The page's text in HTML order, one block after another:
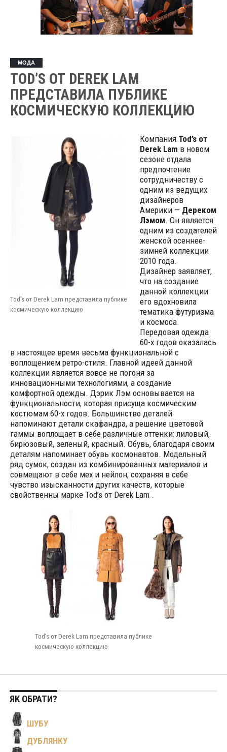
МОДА
TOD’S ОТ DEREK LAM
ПРЕДСТАВИЛА ПУБЛИКЕ
КОСМИЧЕСКУЮ КОЛЛЕКЦИЮ
Tod's от Derek Lam представила публике
космическую коллекцию
Компания Tod’s от
Derek Lam в новом
сезоне отдала
предпочтение
сотрудничеству с
одним из ведущих
дизайнеров
Америки — Дереком
Лэмом. Он является
одним из создателей
женской осеннее-
зимней коллекции
2010 года.
Дизайнер заявляет,
что на создание
данной коллекции
его вдохновила
тематика футуризма
и космоса.
Передовая одежда
60-х годов оказалась
в настоящее время весьма функциональной с
воплощением ретро-стиля. Главной идеей данной
коллекции является вовсе не погоня за
инновационными технологиями, а создание
комфортной одежды. Дэрик Лэм основывается на
функциональности, которая присуща космическим
костюмам 60-х годов. Большинство деталей
напоминают детали скафандра, а решение цветовой
гаммы воплощает в себе различные оттенки: лиловый,
бирюзовый, зеленый, красный. Обувь, благодаря своим
деталям напоминает обувь космонавтов. Модельный
ряд сумок, создан из комбинированных материалов и
совмещают в себе мех и нейлон, сохраняя в себе
чувство изысканности других качеств, которые
свойственны марке Tod’s от Derek Lam .
Tod's от Derek Lam представила публике
космическую коллекцию
ЯК ОБРАТИ?
ШУБУ
ДУБЛЯНКУ